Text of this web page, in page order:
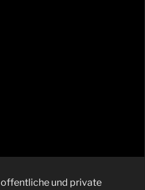
und private